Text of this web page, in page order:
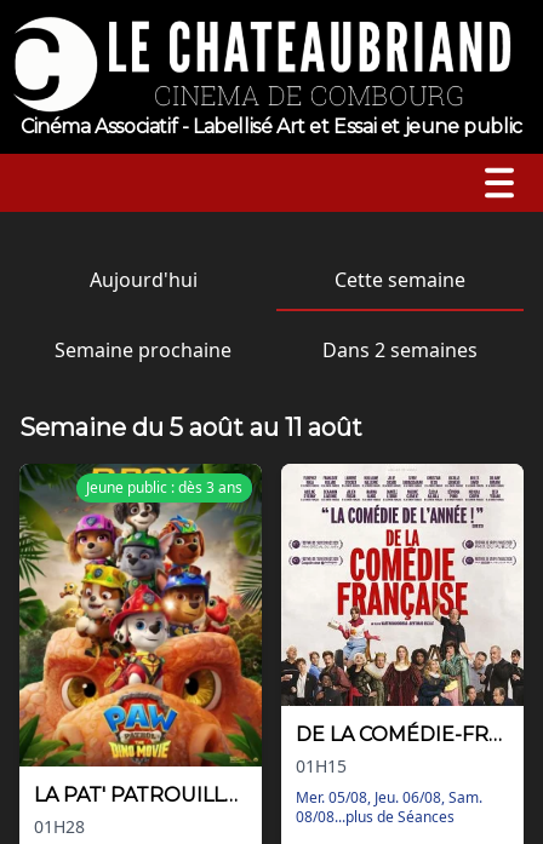
Cinéma Associatif - Labellisé Art et Essai et jeune public
Horaires
Tarifs
Nos tarifs
Via Ozzak.fr
Contact
Nous contacter
Facebook
Instagram
Aujourd'hui Cette semaine
Semaine prochaine Dans 2 semaines
Semaine du 5 août au 11 août
Sortie nationale
Jeune public : dès 3 ans
LA PAT' PATROUILLE : LE FILM MISSION DINO
01H28
DE LA COMÉDIE-FRANÇAISE
01H15
Mer. 05/08, Jeu. 06/08, Sam.
08/08...plus de Séances